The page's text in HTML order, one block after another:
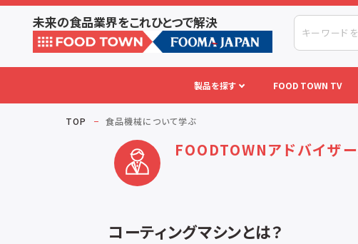
未来の食品業界をこれひとつで解決
製品を探す FOOD TOWN TV
TOP 食品機械について学ぶ
FOODTOWNアドバイザー
コーティングマシンとは？